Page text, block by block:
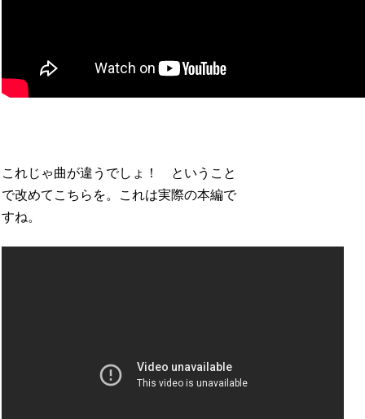
これじゃ曲が違うでしょ！ ということ
で改めてこちらを。これは実際の本編で
すね。